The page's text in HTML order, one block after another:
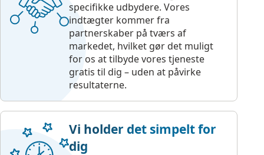
specifikke udbydere. Vores
indtægter kommer fra
partnerskaber på tværs af
markedet, hvilket gør det muligt
for os at tilbyde vores tjeneste
gratis til dig – uden at påvirke
resultaterne.
Vi holder det simpelt for
dig